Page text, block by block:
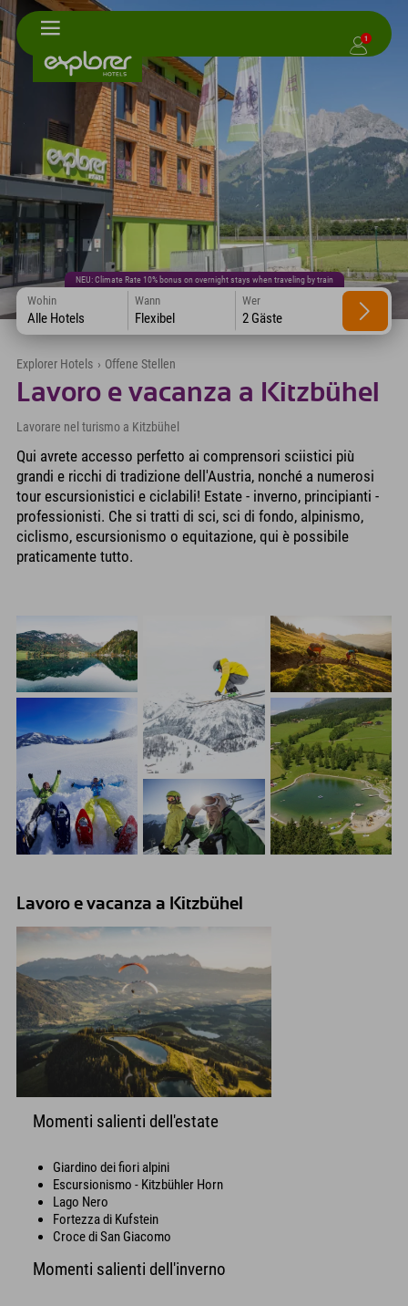
1
NEU: Climate Rate 10% bonus on overnight stays when traveling by train
Wohin
Alle Hotels
Wann
Flexibel
Wer
2 Gäste
Explorer Hotels › Offene Stellen
Lavoro e vacanza a Kitzbühel
Lavorare nel turismo a Kitzbühel
Qui avrete accesso perfetto ai comprensori sciistici più
grandi e ricchi di tradizione dell'Austria, nonché a numerosi
tour escursionistici e ciclabili! Estate - inverno, principianti -
professionisti. Che si tratti di sci, sci di fondo, alpinismo,
ciclismo, escursionismo o equitazione, qui è possibile
praticamente tutto.
Lavoro e vacanza a Kitzbühel
Momenti salienti dell'estate
Giardino dei fiori alpini
Escursionismo - Kitzbühler Horn
Lago Nero
Fortezza di Kufstein
Croce di San Giacomo
Momenti salienti dell'inverno